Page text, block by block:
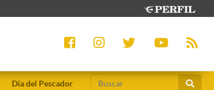
Día del Pescador